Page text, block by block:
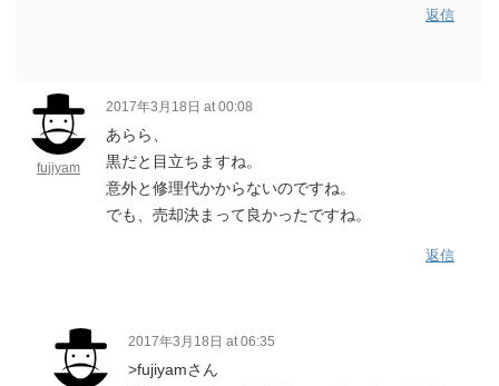
返信
fujiyam
2017年3月18日 at 00:08
あらら、
黒だと目立ちますね。
意外と修理代かからないのですね。
でも、売却決まって良かったですね。
返信
2017年3月18日 at 06:35
>fujiyamさん